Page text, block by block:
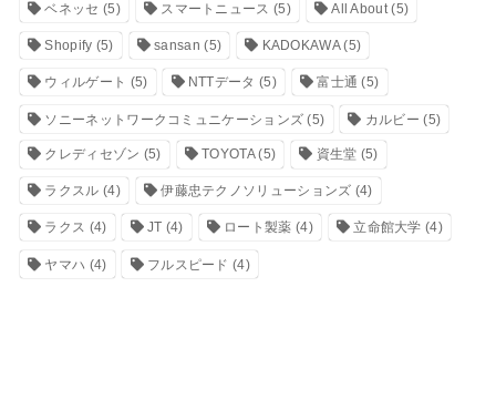
ベネッセ (5) スマートニュース (5) All About(5)
Shopify (5) sansan (5) KADOKAWA(5)
ウィルゲート (5) NTTデータ (5) 富士通 (5)
ソニーネットワークコミュニケーションズ (5) カルビー (5)
クレディセゾン (5) TOYOTA(5) 資生堂 (5)
ラクスル (4) 伊藤忠テクノソリューションズ (4)
ラクス (4) JT (4) ロート製薬 (4) 立命館大学 (4)
ヤマハ (4) フルスピード (4)